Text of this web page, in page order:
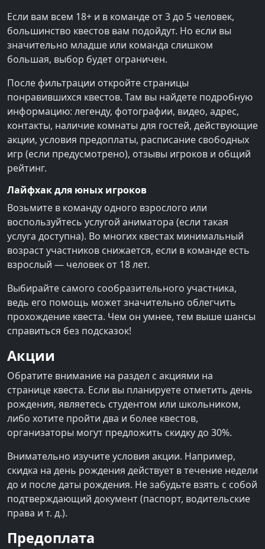
Если вам всем 18+ и в команде от 3 до 5 человек,
большинство квестов вам подойдут. Но если вы
значительно младше или команда слишком
большая, выбор будет ограничен.
После фильтрации откройте страницы
понравившихся квестов. Там вы найдете подробную
информацию: легенду, фотографии, видео, адрес,
контакты, наличие комнаты для гостей, действующие
акции, условия предоплаты, расписание свободных
игр (если предусмотрено), отзывы игроков и общий
рейтинг.
Лайфхак для юных игроков
Возьмите в команду одного взрослого или
воспользуйтесь услугой аниматора (если такая
услуга доступна). Во многих квестах минимальный
возраст участников снижается, если в команде есть
взрослый — человек от 18 лет.
Выбирайте самого сообразительного участника,
ведь его помощь может значительно облегчить
прохождение квеста. Чем он умнее, тем выше шансы
справиться без подсказок!
Акции
Обратите внимание на раздел с акциями на
странице квеста. Если вы планируете отметить день
рождения, являетесь студентом или школьником,
либо хотите пройти два и более квестов,
организаторы могут предложить скидку до 30%.
Внимательно изучите условия акции. Например,
скидка на день рождения действует в течение недели
до и после даты рождения. Не забудьте взять с собой
подтверждающий документ (паспорт, водительские
права и т. д.).
Предоплата